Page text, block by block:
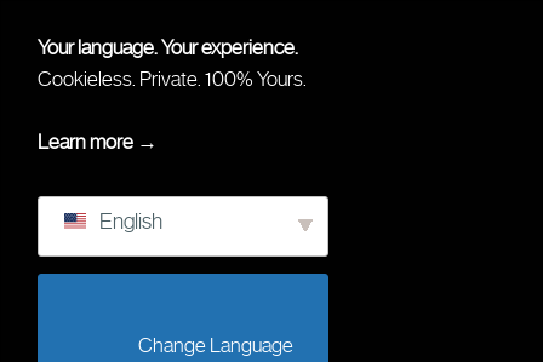
Your language. Your experience.
Cookieless. Private. 100% Yours.
Learn more →
English